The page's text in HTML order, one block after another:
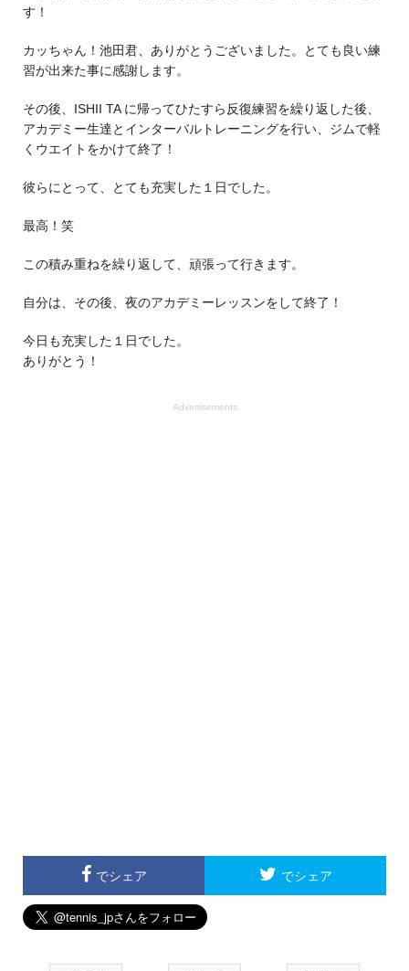
す！
カッちゃん！池田君、ありがとうございました。とても良い練
習が出来た事に感謝します。
その後、ISHII TA に帰ってひたすら反復練習を繰り返した後、
アカデミー生達とインターバルトレーニングを行い、ジムで軽
くウエイトをかけて終了！
彼らにとって、とても充実した１日でした。
最高！笑
この積み重ねを繰り返して、頑張って行きます。
自分は、その後、夜のアカデミーレッスンをして終了！
今日も充実した１日でした。
ありがとう！
Advertisements
でシェア でシェア